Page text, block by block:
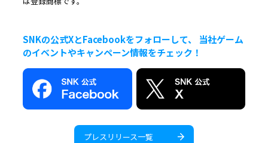
SNKの公式XとFacebookをフォローして、 当社ゲーム
のイベントやキャンペーン情報をチェック！
プレスリリース一覧